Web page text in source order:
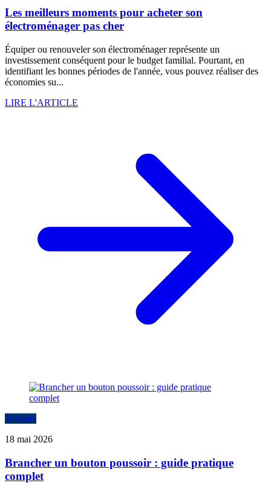
Les meilleurs moments pour acheter son
électroménager pas cher
Équiper ou renouveler son électroménager représente un
investissement conséquent pour le budget familial. Pourtant, en
identifiant les bonnes périodes de l'année, vous pouvez réaliser des
économies su...
LIRE L'ARTICLE
Travaux
18 mai 2026
Brancher un bouton poussoir : guide pratique
complet